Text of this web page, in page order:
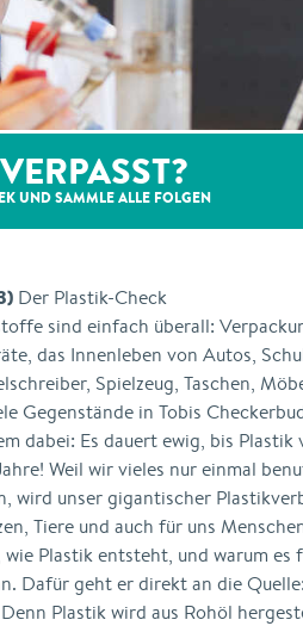
UND SAMMLE ALLE FOLGEN
Der Plastik-Check
sind einfach überall:
das Innenleben von Autos,
Spielzeug, Taschen,
Gegenstände in Tobis
dabei: Es dauert ewig, bis
Weil wir vieles nur einmal
wird unser gigantischer
Tiere und auch für uns
Plastik entsteht, und warum es
Dafür geht er direkt an die
Plastik wird aus Rohöl